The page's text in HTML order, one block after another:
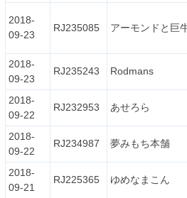
2018-
09-23
RJ235085 アーモンドと巨
2018-
09-23
RJ235243 Rodmans
2018-
09-22
RJ232953 あせろら
2018-
09-22
RJ234987 夢みもち本舗
2018-
09-21
RJ225365 ゆめなまこん